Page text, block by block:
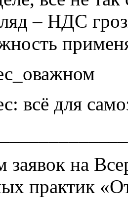
– НДС
всё для
заявок на
практик